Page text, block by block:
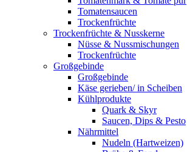
Tomatensaucen
Trockenfrüchte
Trockenfrüchte & Nusskerne
Nüsse & Nussmischungen
Trockenfrüchte
Großgebinde
Großgebinde
Käse gerieben/ in Scheiben
Kühlprodukte
Quark & Skyr
Saucen, Dips & Pesto
Nährmittel
Nudeln (Hartweizen)